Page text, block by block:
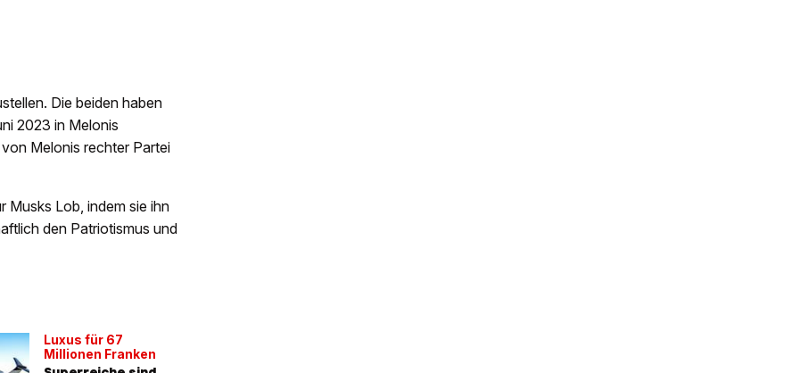
Die beiden haben
2023 in Melonis
Melonis rechter Partei
Musks Lob, indem sie ihn
den Patriotismus und
Luxus für 67
Millionen Franken